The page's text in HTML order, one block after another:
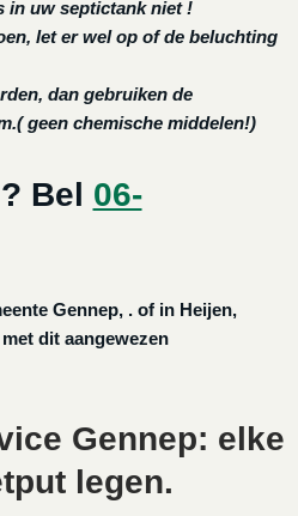
in uw septictank niet !
let er wel op of de beluchting
dan gebruiken de
geen chemische middelen!)
Bel 06-
Gennep, . of in Heijen,
dit aangewezen
Gennep: elke
legen.